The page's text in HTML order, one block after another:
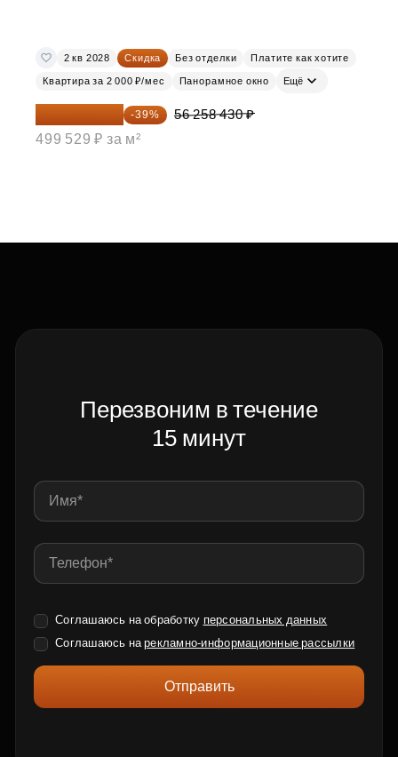
2 кв 2028 Скидка Без отделки Платите как хотите
Квартира за 2 000 ₽/мес Панорамное окно Ещё
34 317 642 ₽ -39%
56 258 430 ₽
499 529 ₽ за м²
Перезвоним в течение
15 минут
Соглашаюсь на обработку персональных данных
Соглашаюсь нарекламно-информационные рассылки
Отправить